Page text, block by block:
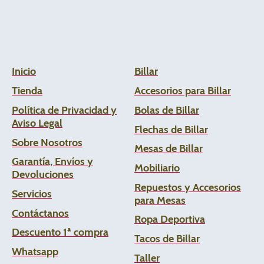
Inicio
Tienda
Política de Privacidad y
Aviso Legal
Sobre Nosotros
Garantía, Envíos y
Devoluciones
Servicios
Contáctanos
Descuento 1ª compra
Whatsapp
Billar
Accesorios para Billar
Bolas de Billar
Flechas de Billar
Mesas de Billar
Mobiliario
Repuestos y Accesorios
para Mesas
Ropa Deportiva
Tacos de Billar
Taller